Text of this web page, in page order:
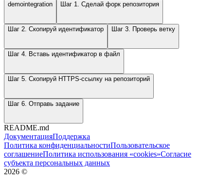
demointegration Шаг 1. Сделай форк репозитория
Шаг 2. Скопируй идентификатор Шаг 3. Проверь ветку
Шаг 4. Вставь идентификатор в файл
Шаг 5. Скопируй HTTPS-ссылку на репозиторий
Шаг 6. Отправь задание
README.md
ДокументацияПоддержка
Политика конфиденциальностиПользовательское
соглашениеПолитика использования «cookies»Согласие
субъекта персональных данных
2026 ©